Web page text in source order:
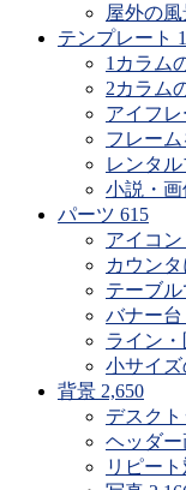
屋外の風
テンプレート
1カラム
2カラム
アイフ
フレー
レンタ
小説・
パーツ 615
アイコ
カウン
テーブ
バナー台
ライン
小サイ
背景 2,650
デスク
ヘッダ
リピー